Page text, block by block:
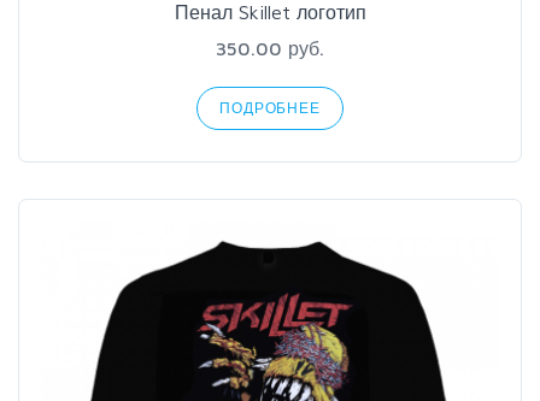
Пенал Skillet логотип
350.00 руб.
ПОДРОБНЕЕ